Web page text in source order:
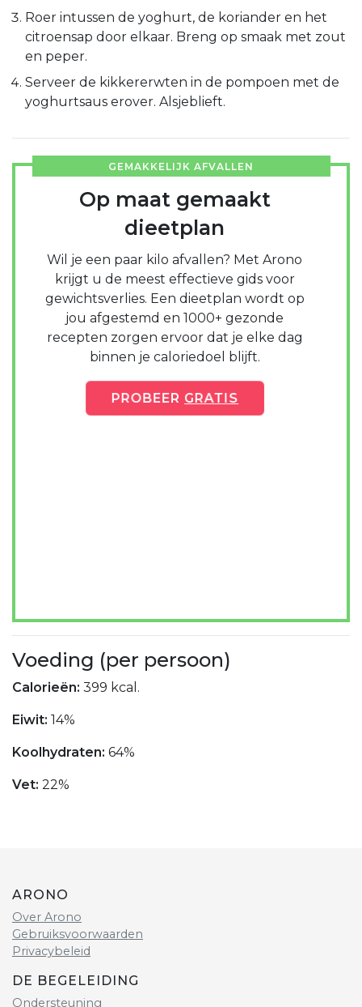
Roer intussen de yoghurt, de koriander en het
citroensap door elkaar. Breng op smaak met zout
en peper.
Serveer de kikkererwten in de pompoen met de
yoghurtsaus erover. Alsjeblieft.
GEMAKKELIJK AFVALLEN
Op maat gemaakt
dieetplan
Wil je een paar kilo afvallen? Met Arono
krijgt u de meest effectieve gids voor
gewichtsverlies. Een dieetplan wordt op
jou afgestemd en 1000+ gezonde
recepten zorgen ervoor dat je elke dag
binnen je caloriedoel blijft.
PROBEER GRATIS
Voeding (per persoon)
Calorieën: 399 kcal.
Eiwit: 14%
Koolhydraten: 64%
Vet: 22%
ARONO
Over Arono
Gebruiksvoorwaarden
Privacybeleid
DE BEGELEIDING
Ondersteuning